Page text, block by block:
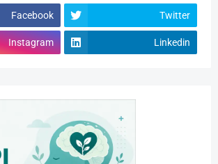
Facebook Twitter
Instagram Linkedin